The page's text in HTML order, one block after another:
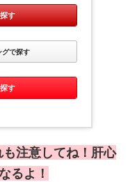
す
グで探す
す
も注意してね！肝心
るよ！